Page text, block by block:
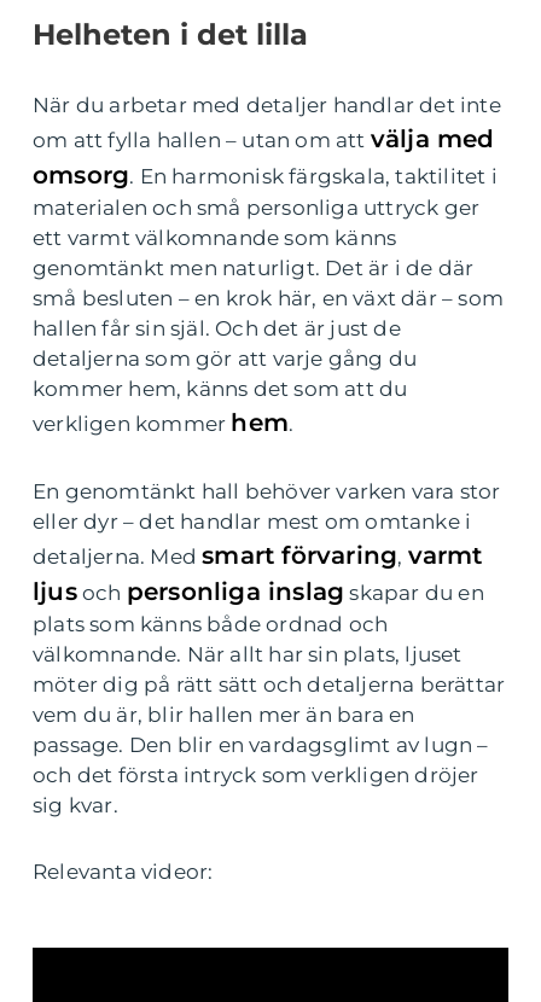
Helheten i det lilla
När du arbetar med detaljer handlar det inte
om att fylla hallen – utan om att välja med
omsorg. En harmonisk färgskala, taktilitet i
materialen och små personliga uttryck ger
ett varmt välkomnande som känns
genomtänkt men naturligt. Det är i de där
små besluten – en krok här, en växt där – som
hallen får sin själ. Och det är just de
detaljerna som gör att varje gång du
kommer hem, känns det som att du
verkligen kommer hem.
En genomtänkt hall behöver varken vara stor
eller dyr – det handlar mest om omtanke i
detaljerna. Medsmart förvaring, varmt
ljusoch personliga inslag skapar du en
plats som känns både ordnad och
välkomnande. När allt har sin plats, ljuset
möter dig på rätt sätt och detaljerna berättar
vem du är, blir hallen mer än bara en
passage. Den blir en vardagsglimt av lugn –
och det första intryck som verkligen dröjer
sig kvar.
Relevanta videor: